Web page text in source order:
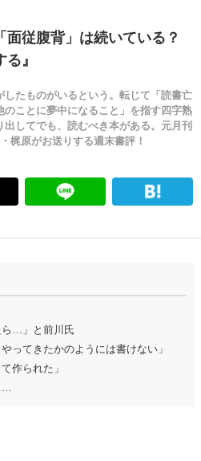
面従腹背」は続いている？
』
たものがいるという。転じて「読書亡
ことに夢中になること」を指す四字熟
してでも、読むべき本がある。元月刊
梶原がお送りする週末書評！
ら…」と前川氏
ってきたかのようには書けない」
作られた」